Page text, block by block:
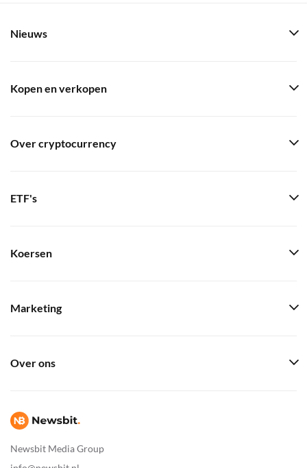
Newsbit Media Group
Nieuws
Kopen en verkopen
Over cryptocurrency
ETF's
Koersen
Marketing
Over ons